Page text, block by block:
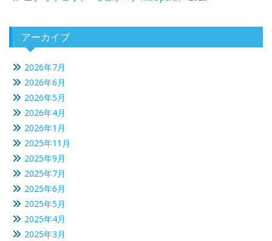
アーカイブ
2026年7月
2026年6月
2026年5月
2026年4月
2026年1月
2025年11月
2025年9月
2025年7月
2025年6月
2025年5月
2025年4月
2025年3月